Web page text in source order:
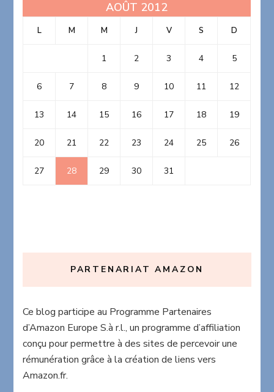
AOÛT 2012
L M M J V S D
1 2 3 4 5
6 7 8 9 10 11 12
13 14 15 16 17 18 19
20 21 22 23 24 25 26
27 28 29 30 31
PARTENARIAT AMAZON
Ce blog participe au Programme Partenaires
d’Amazon Europe S.à r.l., un programme d’affiliation
conçu pour permettre à des sites de percevoir une
rémunération grâce à la création de liens vers
Amazon.fr.